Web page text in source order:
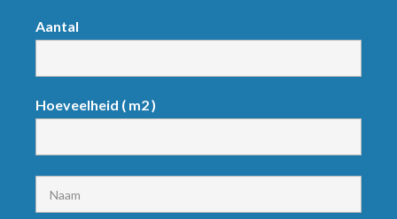
Request
Aantal
Hoeveelheid ( m2 )